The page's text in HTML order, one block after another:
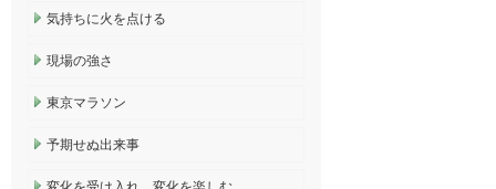
気持ちに火を点ける
現場の強さ
東京マラソン
予期せぬ出来事